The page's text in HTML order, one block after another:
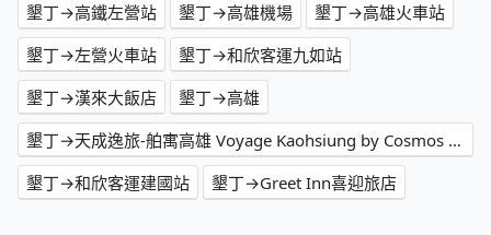
墾丁→高鐵左營站 墾丁→高雄機場
墾丁→高雄火車站
墾丁→左營火車站
墾丁→和欣客運九如站
墾丁→漢來大飯店
墾丁→高雄
墾丁→天成逸旅-舶寓高雄 Voyage Kaohsiung by Cosmos Oasis
墾丁→和欣客運建國站
墾丁→Greet Inn喜迎旅店